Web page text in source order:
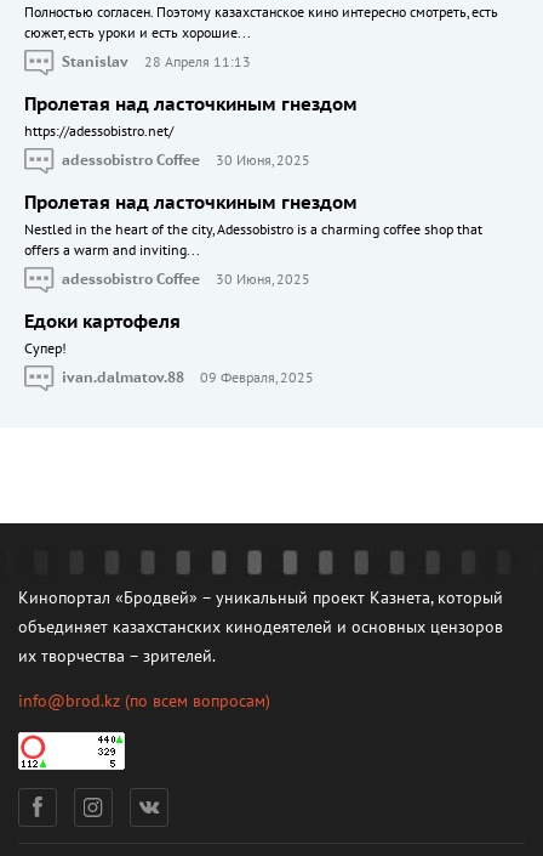
Полностью согласен. Поэтому казахстанское кино интересно смотреть, есть
сюжет, есть уроки и есть хорошие...
Stanislav
28 Апреля 11:13
Пролетая над ласточкиным гнездом
https://adessobistro.net/
adessobistro Coffee
30 Июня, 2025
Пролетая над ласточкиным гнездом
Nestled in the heart of the city, Adessobistro is a charming coffee shop that
offers a warm and inviting...
adessobistro Coffee
30 Июня, 2025
Едоки картофеля
Cупер!
ivan.dalmatov.88
09 Февраля, 2025
Кинопортал «Бродвей» – уникальный проект Казнета, который
объединяет казахстанских кинодеятелей и основных цензоров
их творчества – зрителей.
info@brod.kz (по всем вопросам)